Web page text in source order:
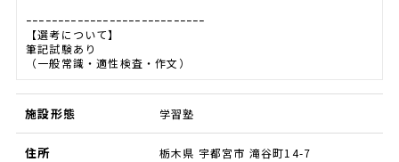
ｰｰｰｰｰｰｰｰｰｰｰｰｰｰｰｰｰｰｰｰｰｰｰｰｰｰｰｰ
【選考について】
筆記試験あり
（一般常識・適性検査・作文）
施設形態 学習塾
住所 栃木県 宇都宮市 滝谷町14-7